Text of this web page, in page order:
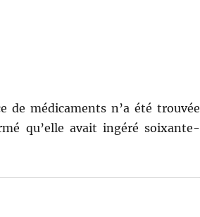
de médicaments n’a été trouvée
qu’elle avait ingéré soixante-